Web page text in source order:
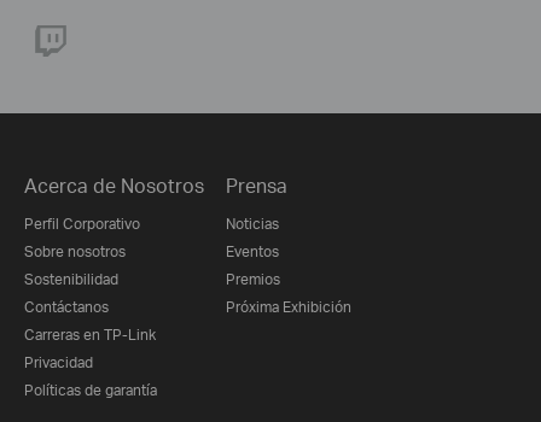
Acerca de Nosotros
Perfil Corporativo
Sobre nosotros
Sostenibilidad
Contáctanos
Carreras en TP-Link
Privacidad
Políticas de garantía
Prensa
Noticias
Eventos
Premios
Próxima Exhibición